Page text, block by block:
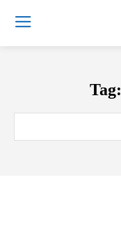
Tag: